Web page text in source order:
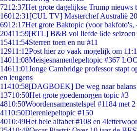
7212:37Het grote dagelijkse Trump nieuws
16012:31 [CUL TV] Masterchef Australië
6912:17Het grote Baktopic (voor bakfoto's,
20411:59[RTL] B&B vol liefde 6de seizoen
15411:54Sterren toen en nu #11
12911:12Post hier zo vaak mogelijk om
14011:08Meisjesnamenlepeltopic #367
14611:01Jonge Cambridge professor stapt
en leugens
11410:58[DAGBOEK] De weg naar balans
13710:50Het grote goedemorgen topic #3
4810:50Woordensamenstelspel #1184 met
4110:50Dierenlepeltopic #150
4010:49Het hele alfabet #108 en